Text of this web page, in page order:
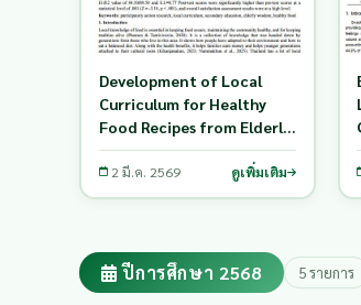
Development of Local
Curriculum for Healthy
Food Recipes from Elderly
Wisdom in Hang Chat
District, Lampang
Province Northern of
2 มี.ค. 2569 ดูเพิ่มเติม
ปีการศึกษา 2568 5 รายการ